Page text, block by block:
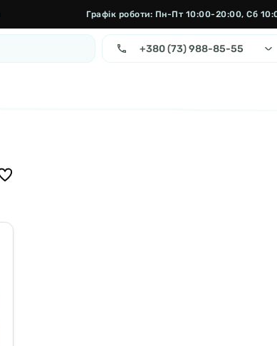
Графік роботи: Пн-Пт 10:00-20:00, Сб
+380 (73) 988-85-55